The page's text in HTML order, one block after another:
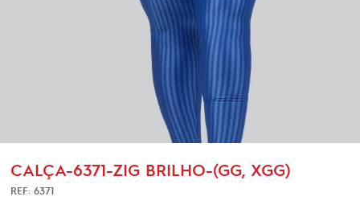
CALÇA-6371-ZIG BRILHO-(GG, XGG)
REF: 6371